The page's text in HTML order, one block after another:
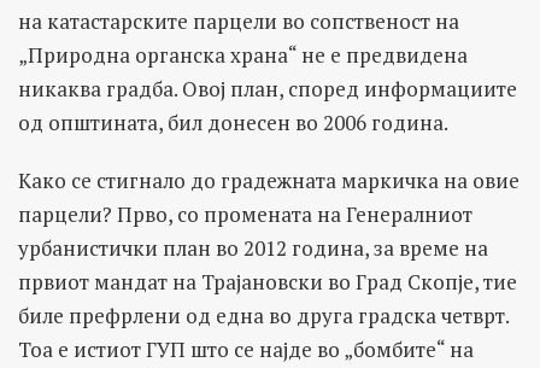
на катастарските парцели во сопственост на
„Природна органска храна“ не е предвидена
никаква градба. Овој план, според информациите
од општината, бил донесен во 2006 година.
Како се стигнало до градежната маркичка на овие
парцели? Прво, со промената на Генералниот
урбанистички план во 2012 година, за време на
првиот мандат на Трајановски во Град Скопје, тие
биле префрлени од една во друга градска четврт.
Тоа е истиот ГУП што се најде во „бомбите“ на